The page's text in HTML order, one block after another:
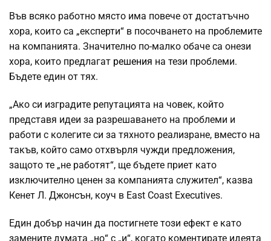
Във всяко работно място има повече от достатъчно
хора, които са „експерти“ в посочването на проблемите
на компанията. Значително по-малко обаче са онези
хора, които предлагат решения на тези проблеми.
Бъдете един от тях.
„Ако си изградите репутацията на човек, който
представя идеи за разрешаването на проблеми и
работи с колегите си за тяхното реализране, вместо на
такъв, който само отхвърля чужди предложения,
защото те „не работят“, ще бъдете приет като
изключително ценен за компанията служител“, казва
Кенет Л. Джонсън, коуч в East Coast Executives.
Един добър начин да постигнете този ефект е като
замените думата „но“ с „и“, когато коментирате идеята